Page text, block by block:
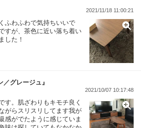
2021/11/18 11:00:21
ふわふわで気持ちいいで
すが、茶色に近い落ち着い
した！
／グレージュ』
2021/10/07 10:17:48
す。肌ざわりもキモチ良く
がらスリスリしてます我が
感がでたように感じていま